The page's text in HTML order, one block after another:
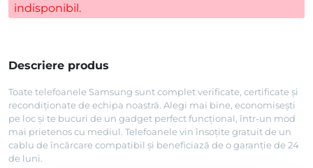
indisponibil.
Descriere produs
Toate telefoanele Samsung sunt complet verificate, certificate și
recondiționate de echipa noastră. Alegi mai bine, economisești
pe loc și te bucuri de un gadget perfect funcțional, într-un mod
mai prietenos cu mediul. Telefoanele vin însoțite gratuit de un
cablu de încărcare compatibil și beneficiază de o garanție de 24
de luni.